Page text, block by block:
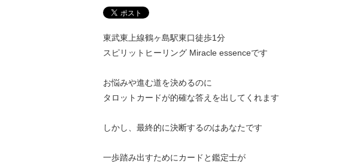
東武東上線鶴ヶ島駅東口徒歩1分
スピリットヒーリング Miracle essenceです
お悩みや進む道を決めるのに
タロットカードが的確な答えを出してくれます
しかし、最終的に決断するのはあなたです
一歩踏み出すためにカードと鑑定士が